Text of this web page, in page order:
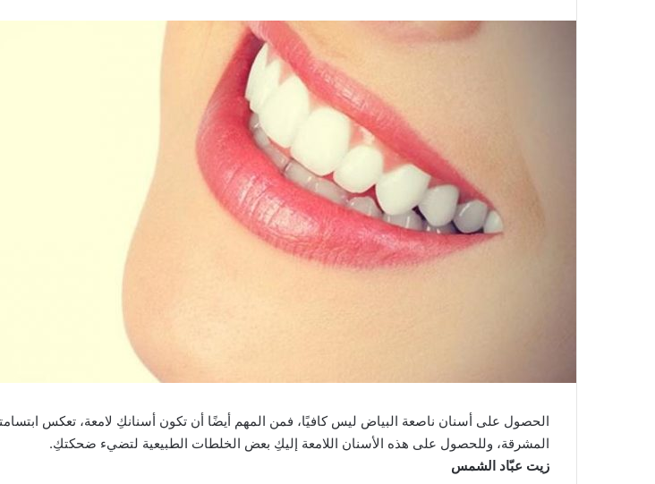
الحصول على أسنان ناصعة البياض ليس كافيًا، فمن المهم أيضًا أن تكون أسنانكِ لامعة، تعكس
المشرقة، وللحصول على هذه الأسنان اللامعة إليكِ بعض الخلطات الطبيعية لتضيء ضحكتكِ.
زيت عبّاد الشمس